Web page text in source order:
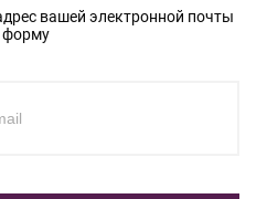
вашей электронной почты
форму